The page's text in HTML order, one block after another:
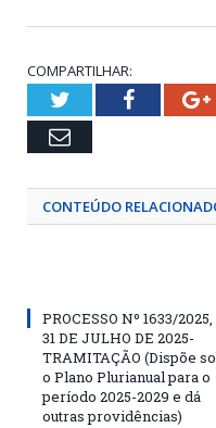
COMPARTILHAR:
TwitterFacebook
Email
CONTEÚDO
PROCESSO Nº 1633/2025,
31 DE JULHO DE 2025-
TRAMITAÇÃO (Dispõe
o Plano Plurianual para o
período 2025-2029 e dá
outras providências)